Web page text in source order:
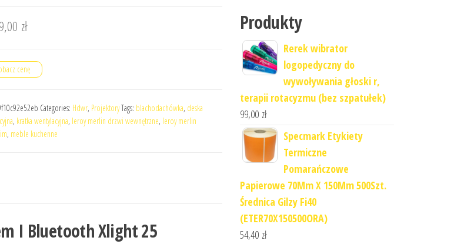
zł
cenę
Categories: Hdwr, ProjektoryTags: blachodachówka, deska
, kratka wentylacyjna, leroy merlin drzwi wewnętrzne, leroy merlin
, meble kuchenne
I Bluetooth Xlight 25
Produkty
Rerek wibrator
logopedyczny do
wywoływania głoski r,
terapii rotacyzmu (bez szpatułek)
99,00 zł
Specmark Etykiety
Termiczne
Pomarańczowe
Papierowe 70Mm X 150Mm 500Szt.
Średnica Gilzy Fi40
(ETER70X150500ORA)
54,40 zł